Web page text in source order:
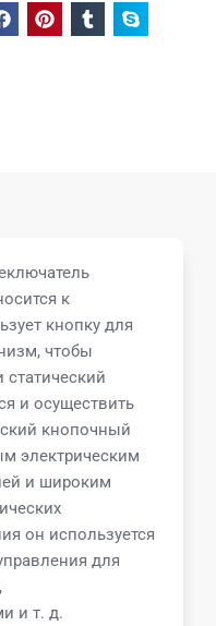
к
кнопку для
чтобы
и осуществить
кнопочный
электрическим
и широким
он используется
для
и т. д.